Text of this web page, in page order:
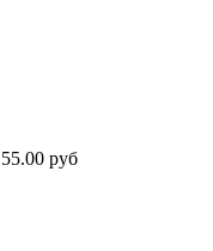
руб